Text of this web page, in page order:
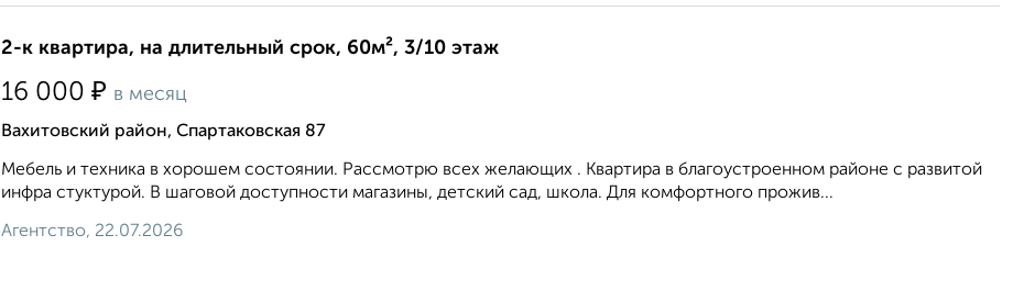
2-к квартира, на длительный срок, 60м², 3/10 этаж
16 000 ₽ в месяц
Вахитовский район, Спартаковская 87
Мебель и техника в хорошем состоянии. Рассмотрю всех желающих . Квартира в благоустроенном районе с развитой
инфра стуктурой. В шаговой доступности магазины, детский сад, школа. Для комфортного прожив...
Агентство, 22.07.2026